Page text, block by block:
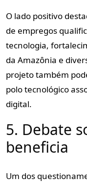
O lado positivo
de empregos
tecnologia,
da Amazônia e
projeto também
polo tecnológico
digital.
5. Debate
beneficia
Um dos